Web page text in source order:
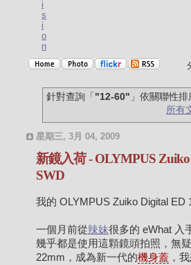
針對查詢「 "12-60" 」依關聯性排
所有
星期三, 3月 04, 2009
新鏡入荷 - OLYMPUS Zuiko
SWD
我的 OLYMPUS Zuiko Digital ED
一個月前從辣妹很多的 eWhat 入
幾乎都是使用這顆鏡頭拍照，無
22mm，成為新一代的機身蓋 ，